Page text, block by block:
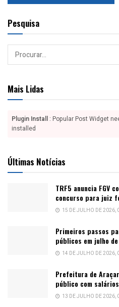
Pesquisa
Mais Lidas
Plugin Install : Popular Post Widget
installed
Últimas Notícias
TRF5 anuncia FGV
concurso para juiz
15 DE JULHO DE 2026,
Primeiros passos
públicos em julho
14 DE JULHO DE 2026,
Prefeitura de
público com
13 DE JULHO DE 2026,